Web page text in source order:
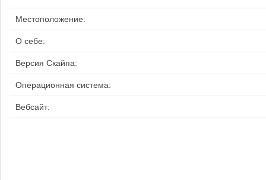
Местоположение:
О себе:
Версия Скайпа:
Операционная система:
Вебсайт: